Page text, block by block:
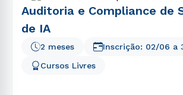
Auditoria e Compliance de
de IA
2 meses
Cursos Livres
Inscrição: 02/06 a